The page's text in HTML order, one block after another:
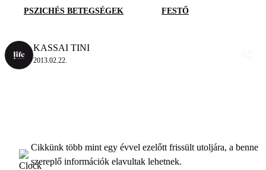
PSZICHÉS BETEGSÉGEK FESTŐ
KASSAI TINI
2013.02.22.
Cikkünk több mint egy évvel ezelőtt frissült utoljára, a benne
szereplő információk elavultak lehetnek.